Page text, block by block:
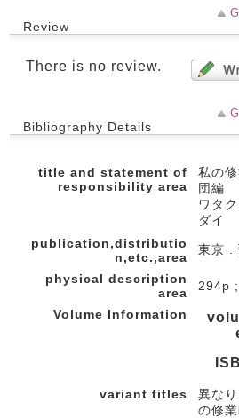
Review
There is no review.
Bibliography Details
title and statement of
responsibility area
私の
団編
ワタ
ダイ
publication,distributio
n,etc.,area
東京 :
physical description
area
294p
Volume Information
variant titles
異な
の修